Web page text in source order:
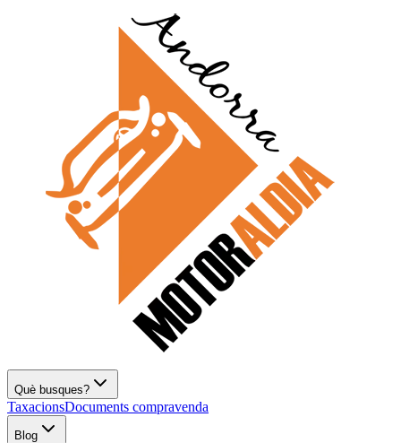
Què busques?
TaxacionsDocuments compravenda
Blog